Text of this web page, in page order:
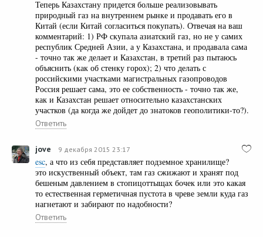
Теперь Казахстану придется больше реализовывать
природный газ на внутреннем рынке и продавать его в
Китай (если Китай согласиться покупать). Отвечая на ваш
комментарий: 1) РФ скупала азиатский газ, но не у самих
республик Средней Азии, а у Казахстана, и продавала сама
- точно так же делает и Казахстан, в третий раз пытаюсь
объяснить (как об стенку горох); 2) что делать с
российскими участками магистральных газопроводов
Россия решает сама, это ее собственность - точно так же,
как и Казахстан решает относительно казахстанских
участков (да когда же дойдет до знатоков геополитики-то?).
Ответить
jove 9 декабря 2015 23:17
esc, а что из себя представляет подземное хранилище?
это искуственный объект, там газ сжижают и хранят под
бешеным давлением в стопицоттыщах бочек или это какая
то естественная герметичная пустота в чреве земли куда газ
нагнетают и забирают по надобности?
Ответить